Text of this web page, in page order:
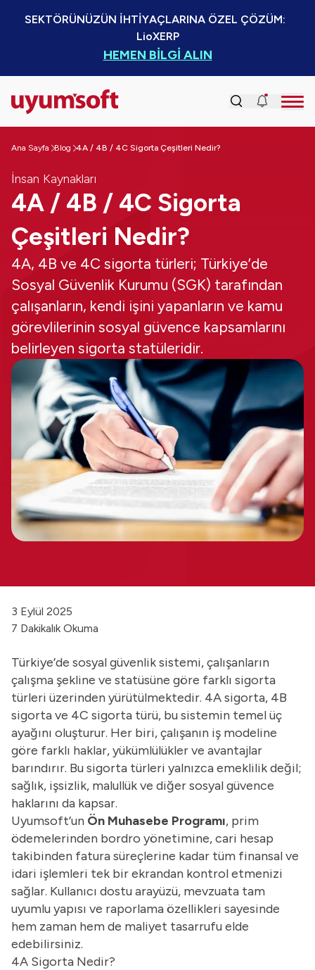
SEKTÖRÜNÜZÜN İHTİYAÇLARINA ÖZEL ÇÖZÜM:
LioXERP
HEMEN BİLGİ ALIN
Ana Sayfa Blog 4A / 4B / 4C Sigorta Çeşitleri Nedir?
İnsan Kaynakları
4A / 4B / 4C Sigorta
Çeşitleri Nedir?
4A, 4B ve 4C sigorta türleri; Türkiye’de
Sosyal Güvenlik Kurumu (SGK) tarafından
çalışanların, kendi işini yapanların ve kamu
görevlilerinin sosyal güvence kapsamlarını
belirleyen sigorta statüleridir.
3 Eylül 2025
7 Dakikalık Okuma
Türkiye’de sosyal güvenlik sistemi, çalışanların
çalışma şekline ve statüsüne göre farklı sigorta
türleri üzerinden yürütülmektedir. 4A sigorta, 4B
sigorta ve 4C sigorta türü, bu sistemin temel üç
ayağını oluşturur. Her biri, çalışanın iş modeline
göre farklı haklar, yükümlülükler ve avantajlar
barındırır. Bu sigorta türleri yalnızca emeklilik değil;
sağlık, işsizlik, malullük ve diğer sosyal güvence
haklarını da kapsar.
Uyumsoft’un Ön Muhasebe Programı, prim
ödemelerinden bordro yönetimine, cari hesap
takibinden fatura süreçlerine kadar tüm finansal ve
idari işlemleri tek bir ekrandan kontrol etmenizi
sağlar. Kullanıcı dostu arayüzü, mevzuata tam
uyumlu yapısı ve raporlama özellikleri sayesinde
hem zaman hem de maliyet tasarrufu elde
edebilirsiniz.
4A Sigorta Nedir?